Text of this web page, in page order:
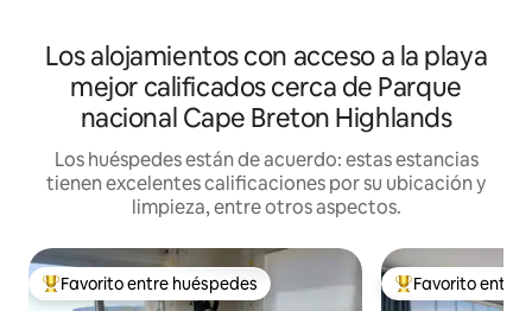
Los alojamientos con acceso a la playa
mejor calificados cerca de Parque
nacional Cape Breton Highlands
Los huéspedes están de acuerdo: estas estancias
tienen excelentes calificaciones por su ubicación y
limpieza, entre otros aspectos.
De los mejores en Favorito entre huéspedes
Favorito entre huéspedes De los mejores
Favorito entre